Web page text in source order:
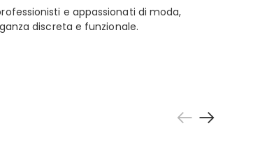
e appassionati di moda,
discreta e funzionale.